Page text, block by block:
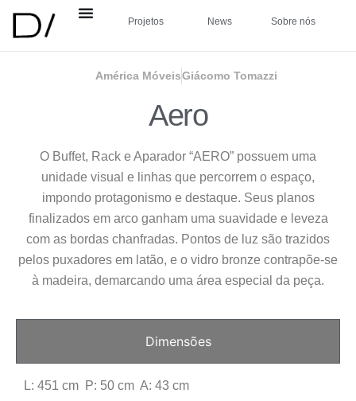
Projetos News Sobre nós
América MóveisGiácomo Tomazzi
Aero
O Buffet, Rack e Aparador “AERO” possuem uma
unidade visual e linhas que percorrem o espaço,
impondo protagonismo e destaque. Seus planos
finalizados em arco ganham uma suavidade e leveza
com as bordas chanfradas. Pontos de luz são trazidos
pelos puxadores em latão, e o vidro bronze contrapõe-se
à madeira, demarcando uma área especial da peça.
Dimensões
L: 451 cm P: 50 cm A: 43 cm